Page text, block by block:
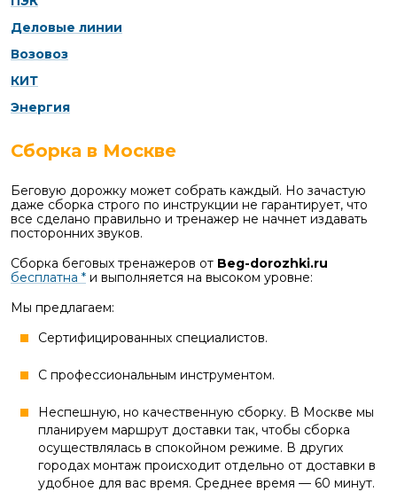
Деловые линии
Возовоз
КИТ
Энергия
Сборка в Москве
Беговую дорожку может собрать каждый. Но зачастую
даже сборка строго по инструкции не гарантирует, что
все сделано правильно и тренажер не начнет издавать
посторонних звуков.
Сборка беговых тренажеров от Beg-dorozhki.ru
бесплатна * и выполняется на высоком уровне:
Мы предлагаем:
Сертифицированных специалистов.
С профессиональным инструментом.
Неспешную, но качественную сборку. В Москве мы
планируем маршрут доставки так, чтобы сборка
осуществлялась в спокойном режиме. В других
городах монтаж происходит отдельно от доставки в
удобное для вас время. Среднее время — 60 минут.